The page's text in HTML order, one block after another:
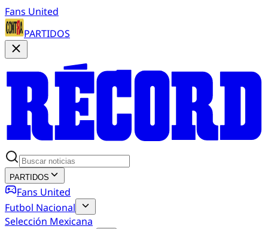
Fans United
PARTIDOS
PARTIDOS
Fans United
Futbol Nacional
Selección Mexicana